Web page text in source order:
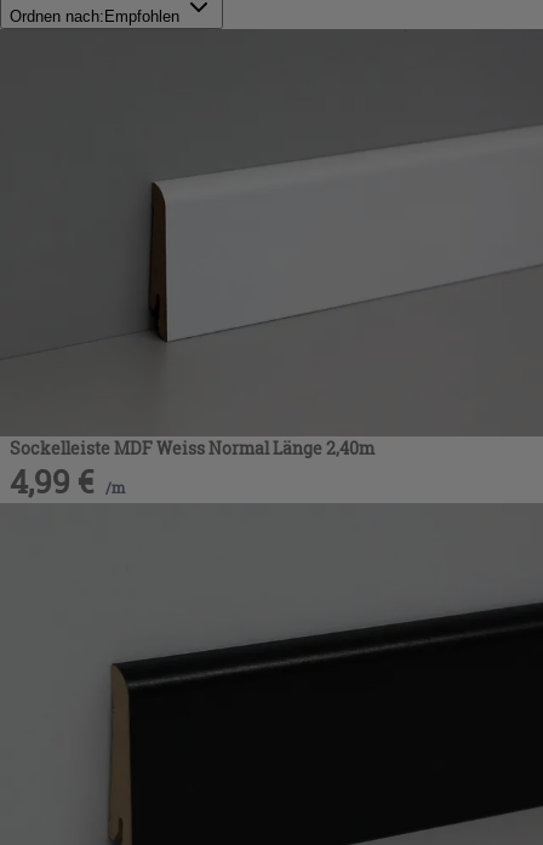
Ordnen nach: Empfohlen
Sockelleiste MDF Weiss Normal Länge 2,40m
4,99 € /m